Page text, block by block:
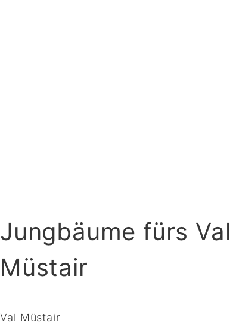
Jungbäume fürs Val
Müstair
Val Müstair